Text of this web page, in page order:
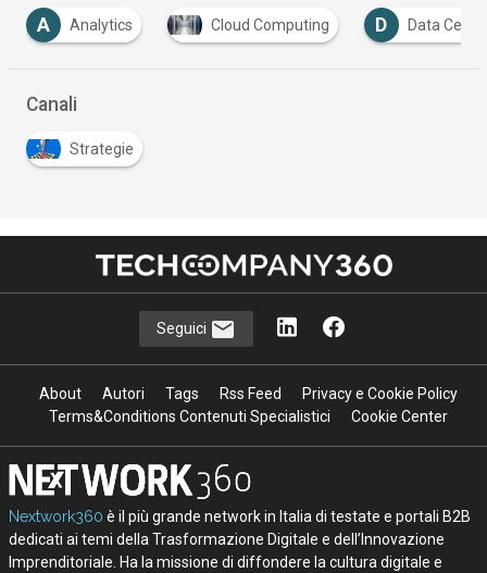
Cloud Computing D Data Center D Digital
Canali
Strategie
Seguici
About Autori Tags Rss Feed
Privacy e Cookie Policy
Terms&Conditions Contenuti Specialistici
Cookie Center
Nextwork360 è il più grande network in Italia di testate e portali B2B
dedicati ai temi della Trasformazione Digitale e dell’Innovazione
Imprenditoriale. Ha la missione di diffondere la cultura digitale e